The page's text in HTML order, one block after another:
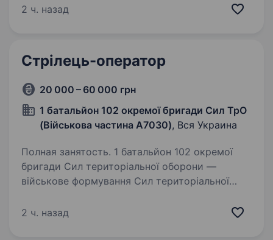
у 2014−2024 роках, при бажанні, можемо
2 ч. назад
Стрілець-оператор
20 000 – 60 000 грн
1 батальйон 102 окремої бригади Сил ТрО
(Військова частина A7030), Вся Украина
Полная занятость. 1 батальйон 102 окремої
бригади Сил територіальної оборони —
військове формування Сил територіальної
Франківській області. Розгортання підрозділу
2 ч. назад